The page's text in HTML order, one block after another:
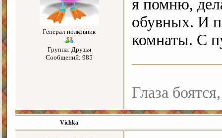
Генерал-полковник
Группа: Друзья
Сообщений: 985
я помню,
обувных. И
комнаты. С
Глаза
Vichka